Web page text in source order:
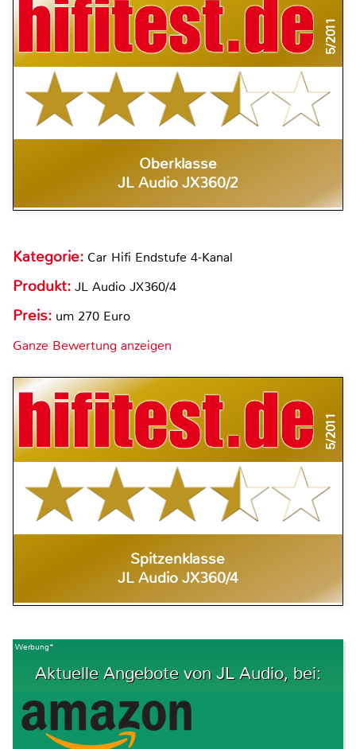
5/2011
Oberklasse
JL Audio JX360/2
Kategorie: Car Hifi Endstufe 4-Kanal
Produkt: JL Audio JX360/4
Preis: um 270 Euro
Ganze Bewertung anzeigen
5/2011
Spitzenklasse
JL Audio JX360/4
Werbung*
Aktuelle Angebote von JL Audio, bei: